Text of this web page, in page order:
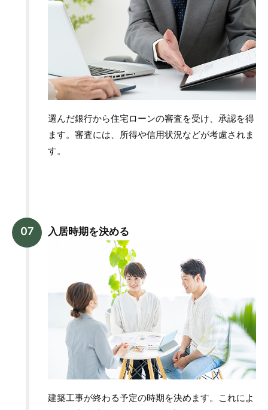
選んだ銀行から住宅ローンの審査を受け、承認を得
ます。審査には、所得や信用状況などが考慮されま
す。
入居時期を決める
建築工事が終わる予定の時期を決めます。これによ